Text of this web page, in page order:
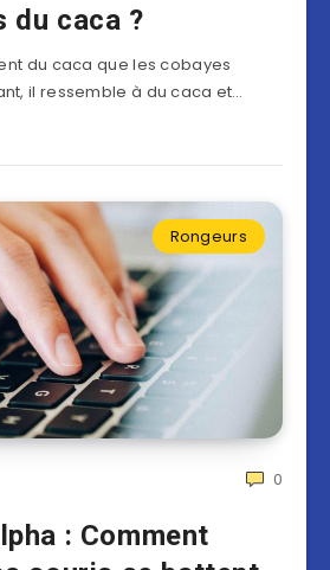
du caca ?
du caca que les cobayes
il ressemble à du caca et…
Rongeurs
0
: Comment